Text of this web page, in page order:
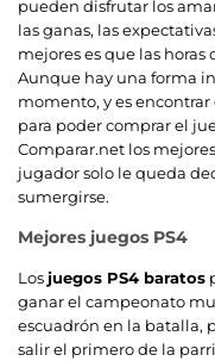
pueden disfrutar los
las ganas, las
mejores es que las
Aunque hay una forma
momento, y es
para poder comprar el
Comparar.net los
jugador solo le queda
sumergirse.
Mejores juegos PS4
Losjuegos PS4 baratos
ganar el campeonato
escuadrón en la batalla,
salir el primero de la